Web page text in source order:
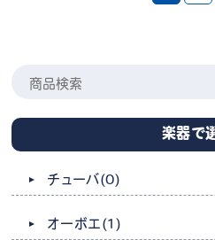
楽器で
チューバ(0)
オーボエ (1)